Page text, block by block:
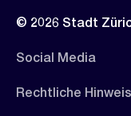
© 2026 Stadt
Social Media
Rechtliche